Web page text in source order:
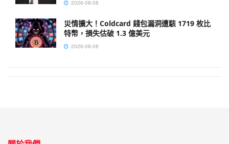
2026-08-08
災情擴大！Coldcard 錢包漏洞遭駭 1719 枚比
特幣，損失估破 1.3 億美元
2026-08-08